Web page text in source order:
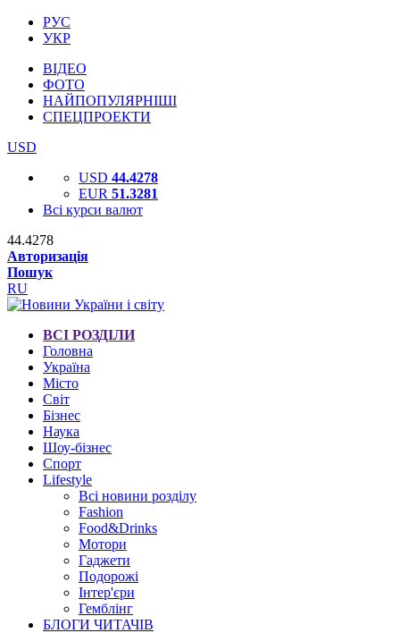
РУС
УКР
ВІДЕО
ФОТО
НАЙПОПУЛЯРНІШІ
СПЕЦПРОЕКТИ
USD
USD 44.4278
EUR 51.3281
Всі курси валют
44.4278
Авторизація
Пошук
RU
ВСІ РОЗДІЛИ
Головна
Україна
Місто
Світ
Бізнес
Наука
Шоу-бізнес
Спорт
Lifestyle
Всі новини розділу
Fashion
Food&Drinks
Мотори
Гаджети
Подорожі
Інтер'єри
Гемблінг
БЛОГИ ЧИТАЧІВ